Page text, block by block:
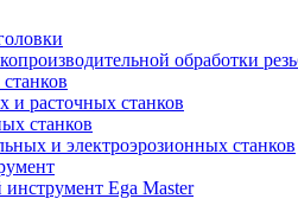
обработки
и расточных станков
станков
и электроэрозионных станков
Ega Master